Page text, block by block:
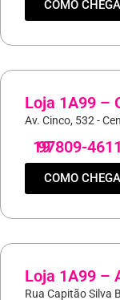
COMO
Loja 1A99 –
Av. Cinco, 532 -
19
97809-4611
COMO
Loja 1A99 –
Rua Capitão Silva